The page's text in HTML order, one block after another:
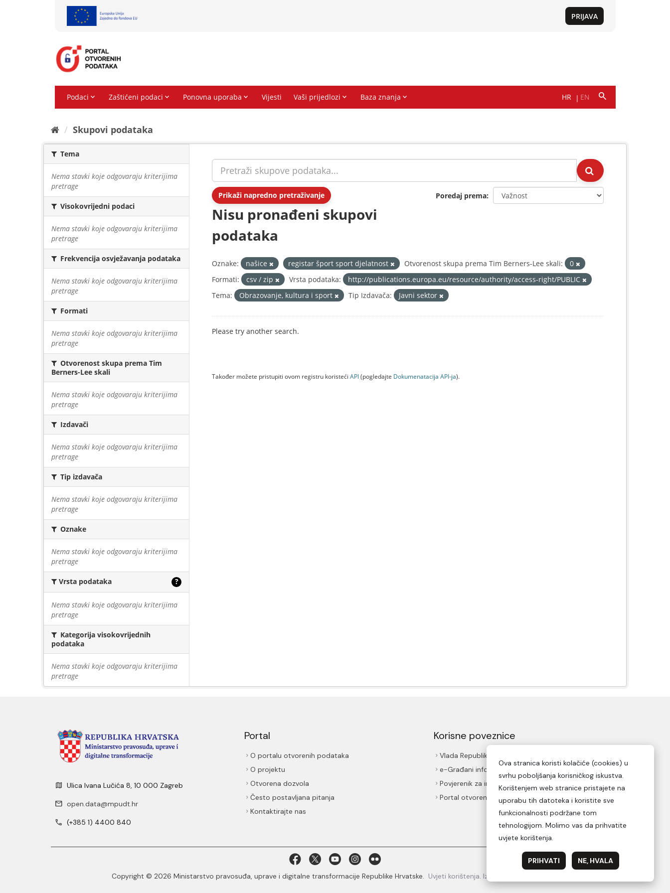
Skupovi podаtаkа
Tema
Nema stavki koje odgovaraju kriterijima
pretrage
Visokovrijedni podaci
Nema stavki koje odgovaraju kriterijima
pretrage
Frekvencija osvježavanja podataka
Nema stavki koje odgovaraju kriterijima
pretrage
Formati
Nema stavki koje odgovaraju kriterijima
pretrage
Otvorenost skupa prema Tim
Berners-Lee skali
Nema stavki koje odgovaraju kriterijima
pretrage
Izdavači
Nema stavki koje odgovaraju kriterijima
pretrage
Tip izdavača
Nema stavki koje odgovaraju kriterijima
pretrage
Oznake
Nema stavki koje odgovaraju kriterijima
pretrage
Vrsta podataka ?
Nema stavki koje odgovaraju kriterijima
pretrage
Kategorija visokovrijednih
podataka
Nema stavki koje odgovaraju kriterijima
pretrage
Prikaži napredno pretraživanje Poredaj prema
Nisu pronađeni skupovi
podataka
Oznake: našice registar šport sport djelatnost Otvorenost skupa prema Tim Berners-Lee skali:
0
Formati:
csv / zip Vrsta podataka:
http://publications.europa.eu/resource/authority/access-right/PUBLIC
Tema:
Obrazovanje, kultura i sport Tip Izdavača: Javni sektor
Please try another search.
Također možete pristupiti ovom registru koristeći API(pogledajte Dokumenаtаcijа API-jа).